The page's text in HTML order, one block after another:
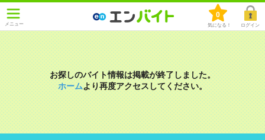
メニュー
0
気になる！ ログイン
お探しのバイト情報は掲載が終了しました。
ホームより再度アクセスしてください。